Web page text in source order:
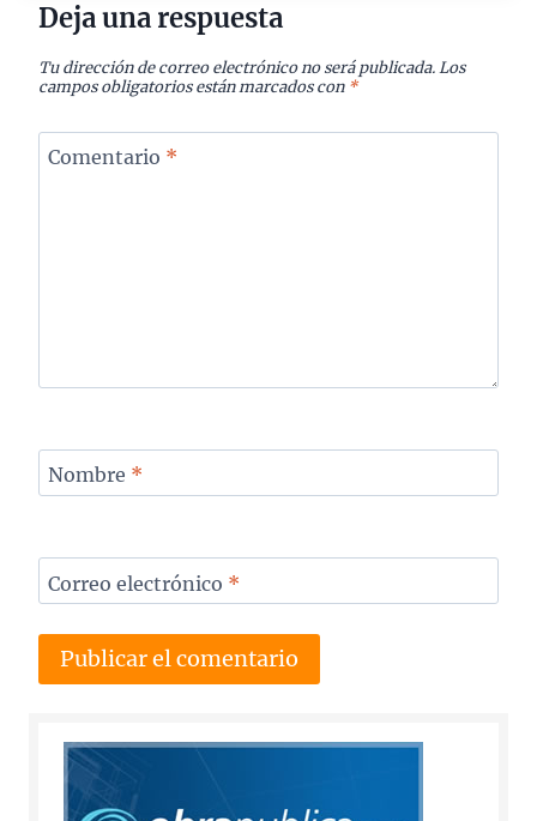
Deja una respuesta
Tu dirección de correo electrónico no será publicada. Los
campos obligatorios están marcados con *
Comentario *
Nombre *
Correo electrónico *